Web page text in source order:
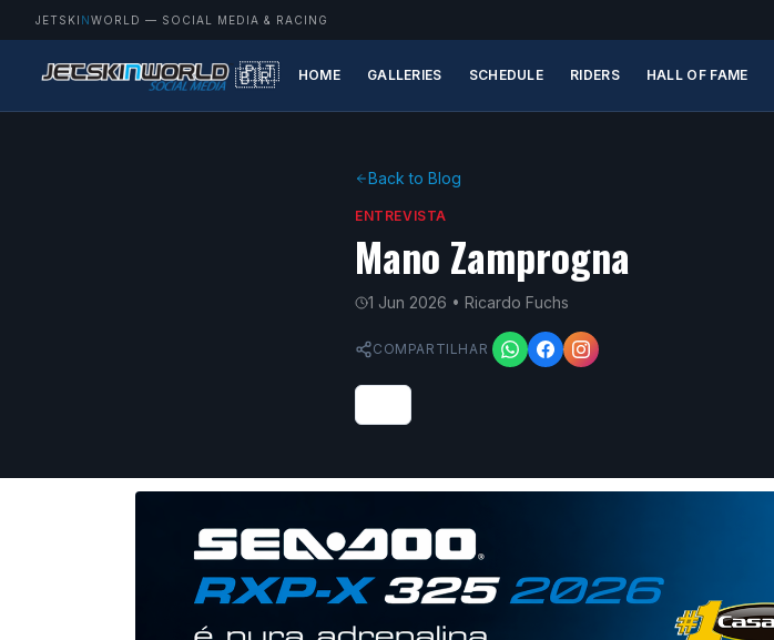
JETSKI NWORLD — SOCIAL MEDIA & RACING
🇵🇹
🇧🇷 HOME GALLERIES SCHEDULE RIDERS HALL OF FAME
Back to Blog
ENTREVISTA
Mano Zamprogna
1 Jun 2026 • Ricardo Fuchs
COMPARTILHAR